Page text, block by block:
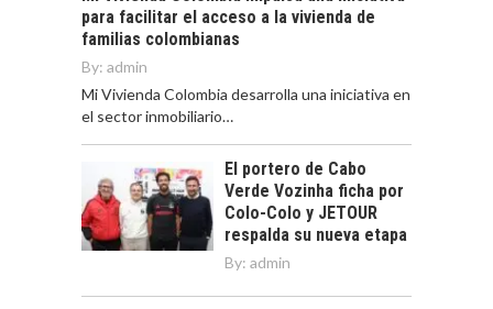
para facilitar el acceso a la vivienda de
familias colombianas
By: admin
Mi Vivienda Colombia desarrolla una iniciativa en
el sector inmobiliario…
El portero de Cabo
Verde Vozinha ficha por
Colo-Colo y JETOUR
respalda su nueva etapa
By: admin